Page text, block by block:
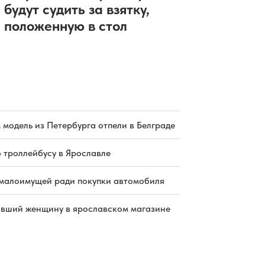
будут судить за взятку,
положенную в стол
из Петербурга отпели в Белграде
троллейбусу в Ярославле
ради покупки автомобиля
женщину в ярославском магазине